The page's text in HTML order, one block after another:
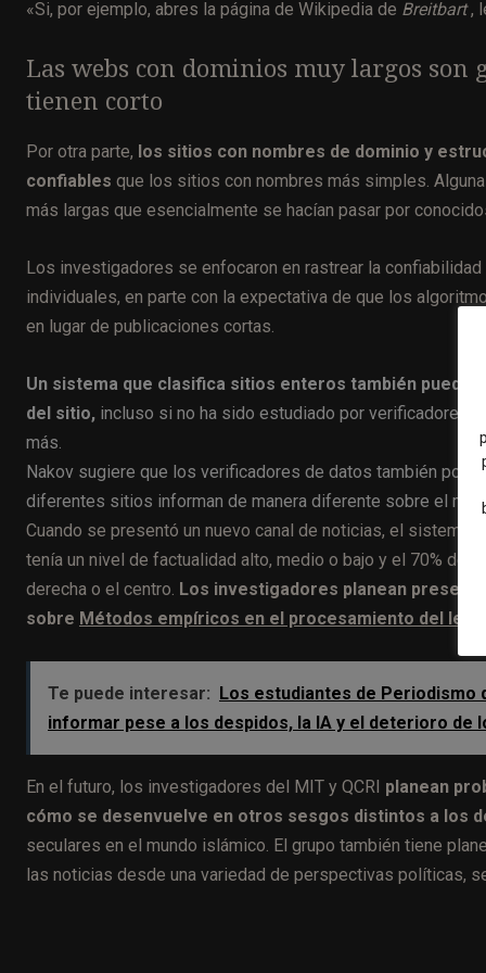
«Si, por ejemplo, abres la página de Wikipedia de Breitbart,
Las webs con dominios muy largos son
tienen corto
Por otra parte, los sitios con nombres de dominio y
confiables que los sitios con nombres más simples.
más largas que esencialmente se hacían pasar por
Los investigadores se enfocaron en rastrear la
individuales, en parte con la expectativa de que los
en lugar de publicaciones cortas.
Un sistema que clasifica sitios enteros también puede
del sitio, incluso si no ha sido estudiado por verificadores
más.
Nakov sugiere que los verificadores de datos también
diferentes sitios informan de manera diferente sobre el
Cuando se presentó un nuevo canal de noticias, el sistema
tenía un nivel de factualidad alto, medio o bajo y el 70% de
derecha o el centro. Los investigadores planean
sobre Métodos empíricos en el procesamiento del
Te puede interesar:
Los estudiantes de Periodismo
informar pese a los despidos, la IA y el deterioro de
En el futuro, los investigadores del MIT y QCRI planean
cómo se desenvuelve en otros sesgos distintos a los
seculares en el mundo islámico. El grupo también tiene
las noticias desde una variedad de perspectivas políticas,